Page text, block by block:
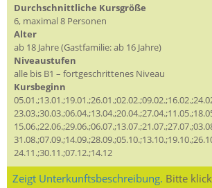
Durchschnittliche Kursgröße
6, maximal 8 Personen
Alter
ab 18 Jahre (Gastfamilie: ab 16 Jahre)
Niveaustufen
alle bis B1 – fortgeschrittenes Niveau
Kursbeginn
24.11.;30.11.;07.12.;14.12
Zeigt Unterkunftsbeschreibung. Bitte